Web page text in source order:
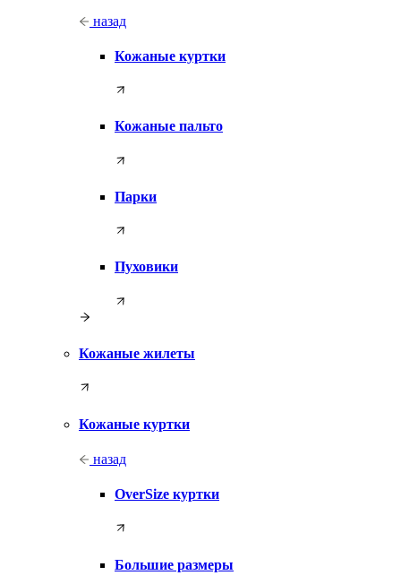
назад
Кожаные куртки
Кожаные пальто
Парки
Пуховики
Кожаные жилеты
Кожаные куртки
назад
OverSize куртки
Большие размеры